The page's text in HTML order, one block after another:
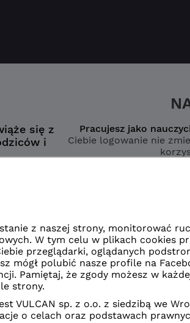
się z
i
opcję
Pracujesz jako
Ciebie logowanie nie